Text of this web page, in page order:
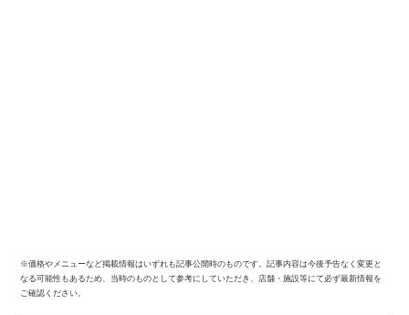
※価格やメニューなど掲載情報はいずれも記事公開時のものです。記事内容は今後予告なく変更と
なる可能性もあるため、当時のものとして参考にしていただき、店舗・施設等にて必ず最新情報を
ご確認ください。